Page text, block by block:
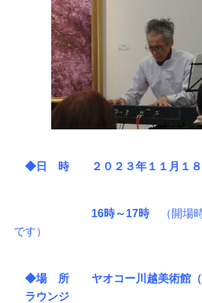
◆日 時 ２０２３年１１月１
16時～17時（開場時
です）
◆場 所 ヤオコー川越美術館（三
ラウンジ